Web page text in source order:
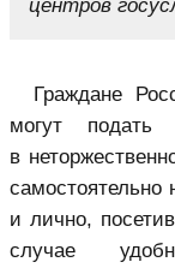
центров
Граждане
могут подать
в
самостоятельно
и лично,
случае